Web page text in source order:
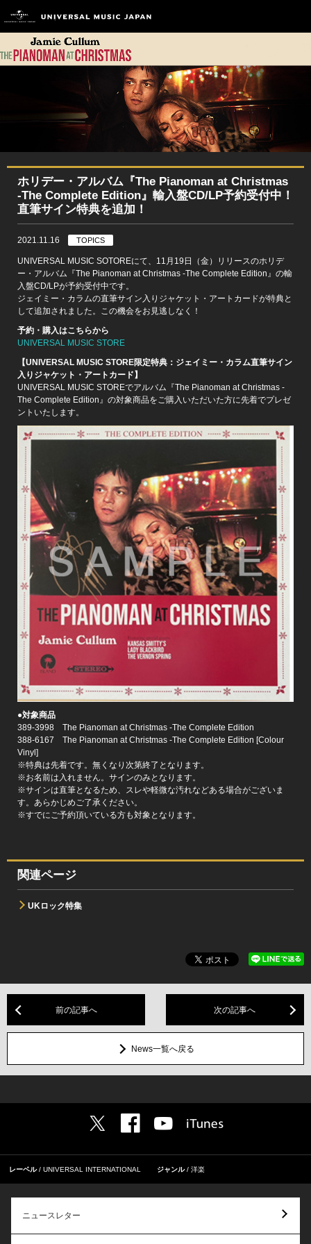
ホリデー・アルバム『The Pianoman at Christmas
-The Complete Edition』輸入盤CD/LP予約受付中！
直筆サイン特典を追加！
2021.11.16 TOPICS
UNIVERSAL MUSIC SOTOREにて、11月19日（金）リリースのホリデ
ー・アルバム『The Pianoman at Christmas -The Complete Edition』の輸
入盤CD/LPが予約受付中です。
ジェイミー・カラムの直筆サイン入りジャケット・アートカードが特典と
して追加されました。この機会をお見逃しなく！
予約・購入はこちらから
UNIVERSAL MUSIC STORE
【UNIVERSAL MUSIC STORE限定特典：ジェイミー・カラム直筆サイン
入りジャケット・アートカード】
UNIVERSAL MUSIC STOREでアルバム『The Pianoman at Christmas -
The Complete Edition』の対象商品をご購入いただいた方に先着でプレゼ
ントいたします。
●対象商品
389-3998 The Pianoman at Christmas -The Complete Edition
388-6167 The Pianoman at Christmas -The Complete Edition [Colour
Vinyl]
※特典は先着です。無くなり次第終了となります。
※お名前は入れません。サインのみとなります。
※サインは直筆となるため、スレや軽微な汚れなどある場合がございま
す。あらかじめご了承ください。
※すでにご予約頂いている方も対象となります。
関連ページ
UKロック特集
前の記事へ 次の記事へ
News一覧へ戻る
レーベル UNIVERSAL INTERNATIONAL ジャンル 洋楽
ニュースレター